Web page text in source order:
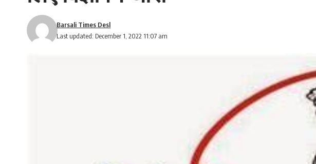
Last updated: December 1, 2022 11:07 am
Barsali Times Desl